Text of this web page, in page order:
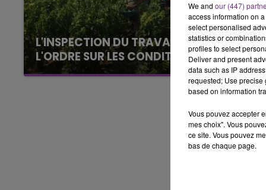
L'INSPECTION DU TRAVAIL RAPPELLE À
L'ORDRE SUR LES CONDITIONS DE...
Alors que les dates de début des vendange
2026 s'est avéré être plus précoce que prévu,
We and our (447)
access information on
select personalised
statistics or
profiles to select
Deliver and present
data such as IP
requested; Use precise
based on information
Vous pouvez accepter
mes choix". Vous
ce site. Vous pouvez
bas de chaque page.